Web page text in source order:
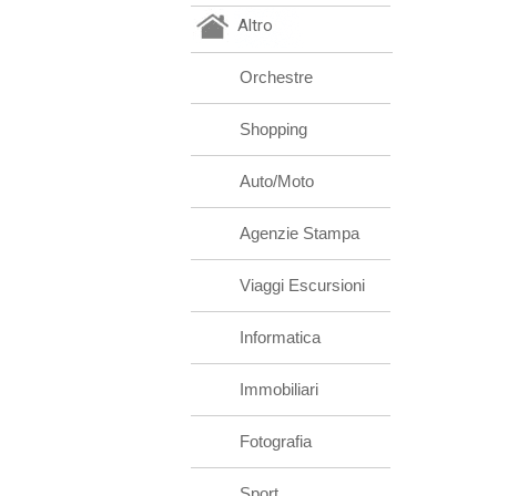
Altro
Orchestre
Shopping
Auto/Moto
Agenzie Stampa
Viaggi Escursioni
Informatica
Immobiliari
Fotografia